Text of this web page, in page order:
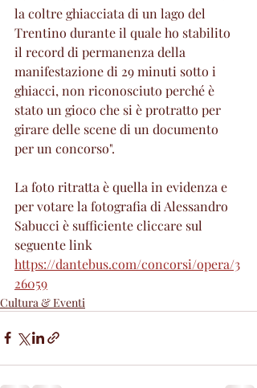
la coltre ghiacciata di un lago del
Trentino durante il quale ho stabilito
il record di permanenza della
manifestazione di 29 minuti sotto i
ghiacci, non riconosciuto perché è
stato un gioco che si è protratto per
girare delle scene di un documento
per un concorso".
La foto ritratta è quella in evidenza e
per votare la fotografia di Alessandro
Sabucci è sufficiente cliccare sul
seguente link
https://dantebus.com/concorsi/opera/3
26059
Cultura & Eventi